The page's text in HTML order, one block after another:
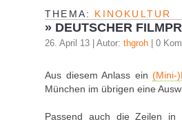
THEMA: KINOKULTUR
» DEUTSCHER
26. April 13 | Autor: thgroh | 0
Aus diesem Anlass ein(Mini-
München im übrigen eine
Passend auch die Zeilen in